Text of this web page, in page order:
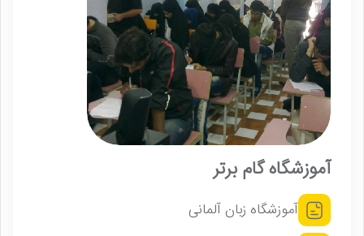
آموزشگاه گام برتر
آموزشگاه زبان آلمانی